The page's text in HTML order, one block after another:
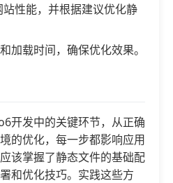
性能，并根据建议优化静
加载时间，确保优化效果。
开发中的关键环节，从正确
的优化，每一步都影响应用
该掌握了静态文件的基础配
和优化技巧。实践这些方